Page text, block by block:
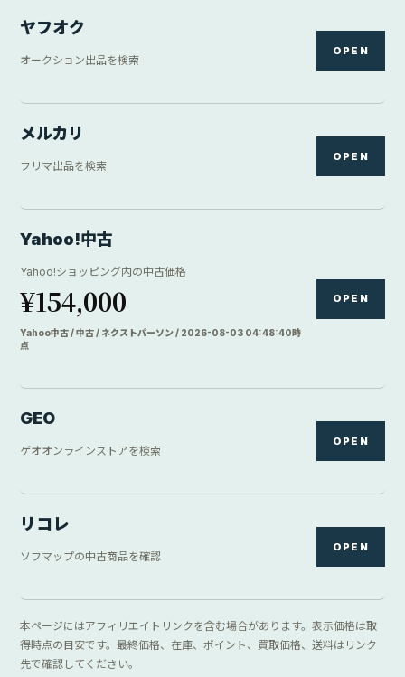
ヤフオク
オークション出品を検索
OPEN
メルカリ
フリマ出品を検索
OPEN
Yahoo!中古
Yahoo!ショッピング内の中古価格
¥154,000
Yahoo中古 / 中古 / ネクストパーソン / 2026-08-03 04:48:40時
点
OPEN
GEO
ゲオオンラインストアを検索
OPEN
リコレ
ソフマップの中古商品を確認
OPEN
本ページにはアフィリエイトリンクを含む場合があります。表示価格は取
得時点の目安です。最終価格、在庫、ポイント、買取価格、送料はリンク
先で確認してください。